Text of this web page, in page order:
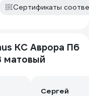
Сертификаты
КС Аврора П6
матовый
Сергей